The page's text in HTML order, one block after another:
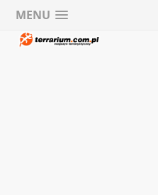
MENU